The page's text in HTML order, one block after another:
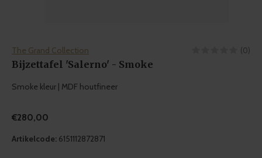
The Grand Collection (0)
Bijzettafel 'Salerno' - Smoke
Smoke kleur | MDF houtfineer
€280,00
Artikelcode: 6151112872871